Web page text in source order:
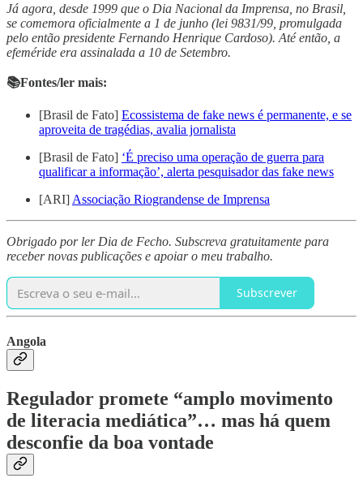
Já agora, desde 1999 que o Dia Nacional da Imprensa, no Brasil,
se comemora oficialmente a 1 de junho (lei 9831/99, promulgada
pelo então presidente Fernando Henrique Cardoso). Até então, a
efeméride era assinalada a 10 de Setembro.
📚Fontes/ler mais:
[Brasil de Fato] Ecossistema de fake news é permanente, e se
aproveita de tragédias, avalia jornalista
[Brasil de Fato] ‘É preciso uma operação de guerra para
qualificar a informação’, alerta pesquisador das fake news
[ARI] Associação Riograndense de Imprensa
Obrigado por ler Dia de Fecho. Subscreva gratuitamente para
receber novas publicações e apoiar o meu trabalho.
Subscrever
Angola
Regulador promete “amplo movimento
de literacia mediática”… mas há quem
desconfie da boa vontade